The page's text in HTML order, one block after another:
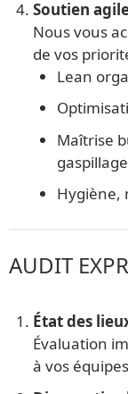
Soutien
Nous vous
de vos
Lean
Maîtrise
Hygiène,
AUDIT
État des
Évaluation
à vos